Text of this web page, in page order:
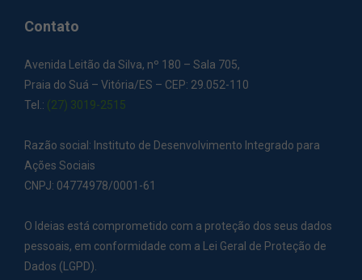
Contato
Avenida Leitão da Silva, nº 180 – Sala 705,
Praia do Suá – Vitória/ES – CEP: 29.052-110
Tel.: (27) 3019-2515
Razão social: Instituto de Desenvolvimento Integrado para
Ações Sociais
CNPJ: 04774978/0001-61
O Ideias está comprometido com a proteção dos seus dados
pessoais, em conformidade com a Lei Geral de Proteção de
Dados (LGPD).